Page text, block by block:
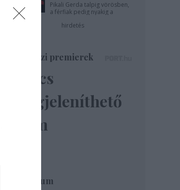
Pikali Gerda talpig vörösben,
a férfiak pedig nyakig a
hirdetés
Színházi premierek
Nincs
megjeleníthető
elem
Archívum